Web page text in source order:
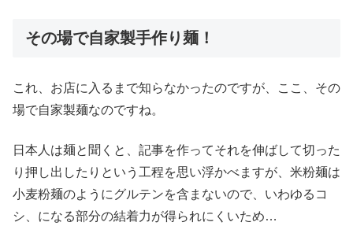
その場で自家製手作り麺！
これ、お店に入るまで知らなかったのですが、ここ、その
場で自家製麺なのですね。
日本人は麺と聞くと、記事を作ってそれを伸ばして切った
り押し出したりという工程を思い浮かべますが、米粉麺は
小麦粉麺のようにグルテンを含まないので、いわゆるコ
シ、になる部分の結着力が得られにくいため…